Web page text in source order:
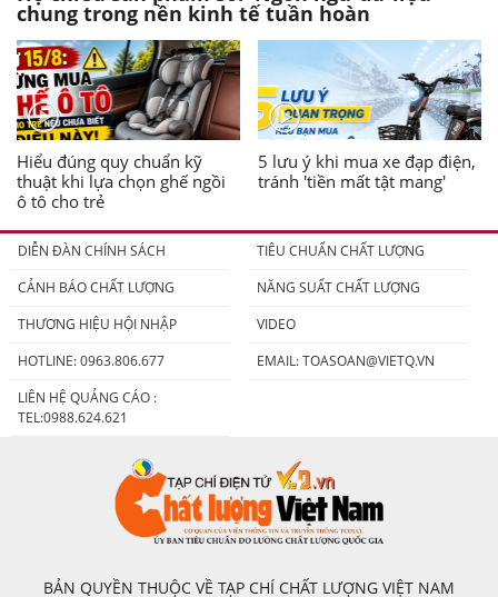
chung trong nền kinh tế tuần hoàn
Hiểu đúng quy chuẩn kỹ
thuật khi lựa chọn ghế ngồi
ô tô cho trẻ
5 lưu ý khi mua xe đạp điện,
tránh 'tiền mất tật mang'
DIỄN ĐÀN CHÍNH SÁCH
TIÊU CHUẨN CHẤT LƯỢNG
CẢNH BÁO CHẤT LƯỢNG
NĂNG SUẤT CHẤT LƯỢNG
THƯƠNG HIỆU HỘI NHẬP
VIDEO
HOTLINE: 0963.806.677
EMAIL:TOASOAN@VIETQ.VN
LIÊN HỆ QUẢNG CÁO :
TEL:0988.624.621
BẢN QUYỀN THUỘC VỀ TẠP CHÍ CHẤT LƯỢNG VIỆT NAM